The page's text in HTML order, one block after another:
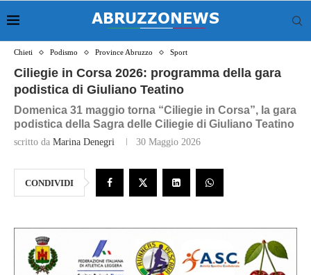
Chieti Podismo Province Abruzzo Sport
Ciliegie in Corsa 2026: programma della gara
podistica di Giuliano Teatino
Domenica 31 maggio torna “Ciliegie in Corsa”, la gara
podistica della Sagra delle Ciliegie di Giuliano Teatino
scritto da Marina Denegri 30 Maggio 2026
CONDIVIDI